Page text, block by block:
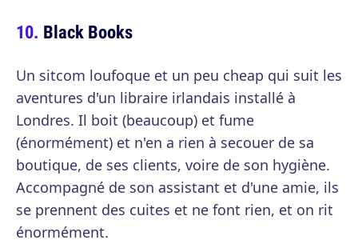
Black Books
Un sitcom loufoque et un peu cheap qui suit les
aventures d'un libraire irlandais installé à
Londres. Il boit (beaucoup) et fume
(énormément) et n'en a rien à secouer de sa
boutique, de ses clients, voire de son hygiène.
Accompagné de son assistant et d'une amie, ils
se prennent des cuites et ne font rien, et on rit
énormément.